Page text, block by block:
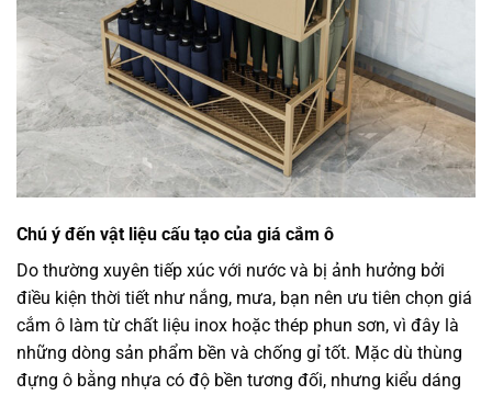
Chú ý đến vật liệu cấu tạo của giá cắm ô
Do thường xuyên tiếp xúc với nước và bị ảnh hưởng bởi
điều kiện thời tiết như nắng, mưa, bạn nên ưu tiên chọn giá
cắm ô làm từ chất liệu inox hoặc thép phun sơn, vì đây là
những dòng sản phẩm bền và chống gỉ tốt. Mặc dù thùng
đựng ô bằng nhựa có độ bền tương đối, nhưng kiểu dáng